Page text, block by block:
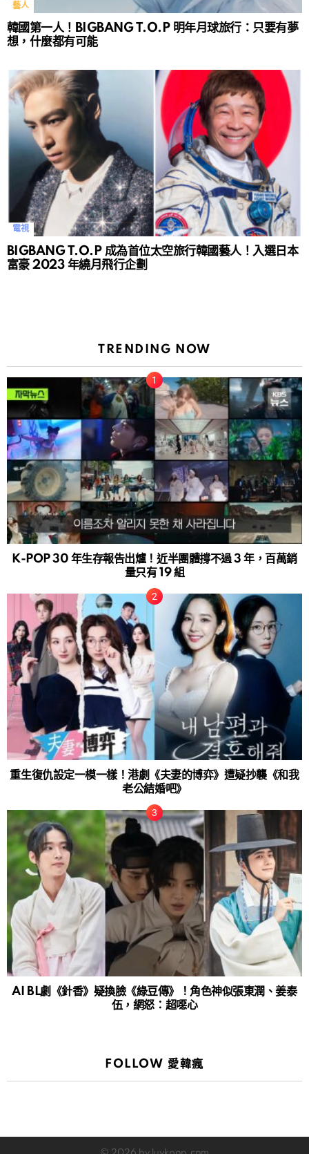
藝人
韓國第一人！BIGBANG T.O.P 明年月球旅行：只要有夢
想，什麼都有可能
電視
BIGBANG T.O.P 成為首位太空旅行韓國藝人！入選日本
富豪 2023 年繞月飛行企劃
TRENDING NOW
K-POP 30 年生存報告出爐！近半團體撐不過 3 年，百萬銷
量只有 19 組
重生復仇設定一模一樣！港劇《夫妻的博弈》遭疑抄襲《和我
老公結婚吧》
AI BL劇《針香》疑換臉《綠豆傳》！角色神似張東潤、姜泰
伍，網怒：超噁心
FOLLOW 愛韓瘋